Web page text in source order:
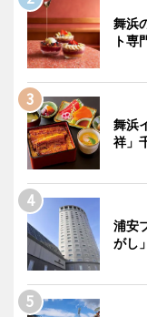
舞浜
ト専
舞浜
祥」
浦安
がし